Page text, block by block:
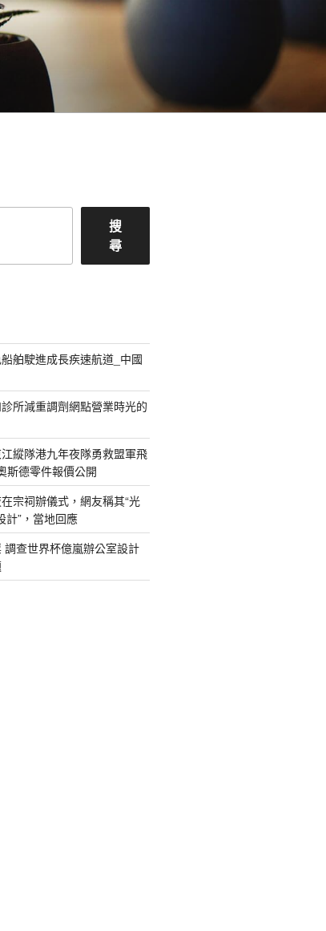
搜
尋
舶駛進成長疾速航道_中國
所減重調劑網點營業時光的
縱隊港九年夜隊勇救盟軍飛
斯德零件報價公開
宗祠辦儀式，網友稱其“光
計”，當地回應
查世界杯億嵐辦公室設計